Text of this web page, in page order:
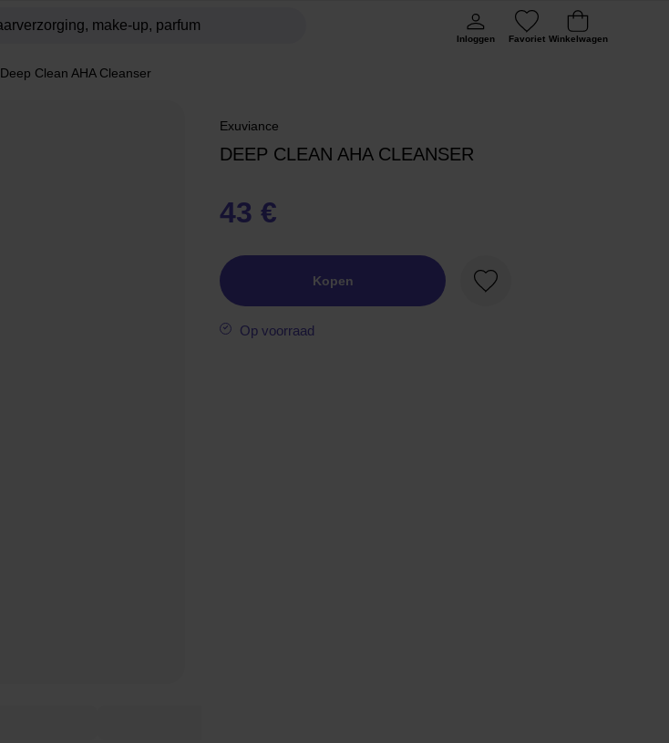
Inloggen Favoriet Winkelwagen
Deep Clean AHA Cleanser
Exuviance
DEEP CLEAN AHA CLEANSER
43 €
Kopen
Favoriet
Op voorraad